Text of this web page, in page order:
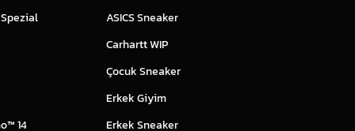
14
ASICS Sneaker
Carhartt WIP
Çocuk Sneaker
Erkek Giyim
Erkek Sneaker